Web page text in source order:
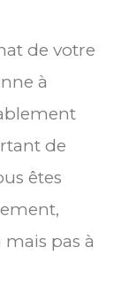
de votre
à
de
êtes
pas à